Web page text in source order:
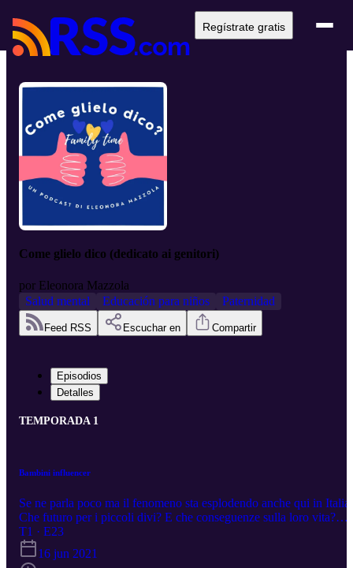
Regístrate gratis
Come glielo dico (dedicato ai genitori)
por Eleonora Mazzola
Salud mental
Educación para niños Paternidad
Feed RSS Escuchar en Compartir
Episodios
Detalles
TEMPORADA 1
Bambini influencer
Se ne parla poco ma il fenomeno sta esplodendo anche qui in Italia.
Che futuro per i piccoli divi? E che conseguenze sulla loro vita?
Una puntata per rifletterci.
T1 · E23
16 jun 2021